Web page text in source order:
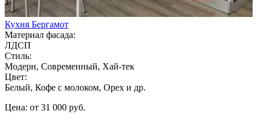
Кухня Бергамот
Материал фасада:
ЛДСП
Стиль:
Модерн, Современный, Хай-тек
Цвет:
Белый, Кофе с молоком, Орех и др.
Цена: от 31 000 руб.